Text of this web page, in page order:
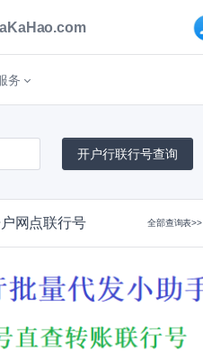
务
网点联行号 全部查询表>>